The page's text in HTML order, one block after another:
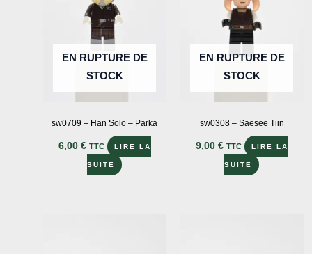
EN RUPTURE DE
STOCK
sw0709 – Han Solo – Parka
6,00 € TTC LIRE LA
SUITE
EN RUPTURE DE
STOCK
sw0308 – Saesee Tiin
9,00 € TTC LIRE LA
SUITE